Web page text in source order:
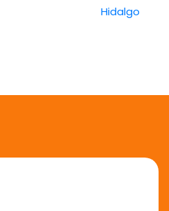
Hidalgo